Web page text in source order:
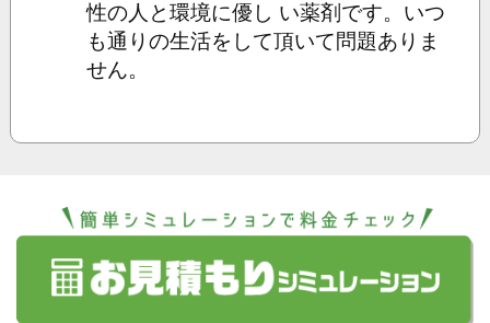
性の人と環境に優し い薬剤です。いつ
も通りの生活をして頂いて問題ありま
せん。